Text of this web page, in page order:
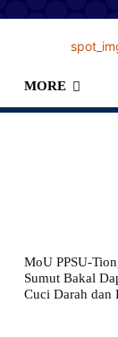
MORE
MoU PPSU-
Sumut Bakal
Cuci Darah dan